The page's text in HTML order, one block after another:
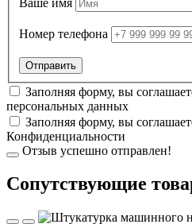
Номер телефона
Заполняя форму, вы
персональных данных
Заполняя форму, вы
Конфиденциальности
Отзыв успешно отправлен!
Cопутствующие